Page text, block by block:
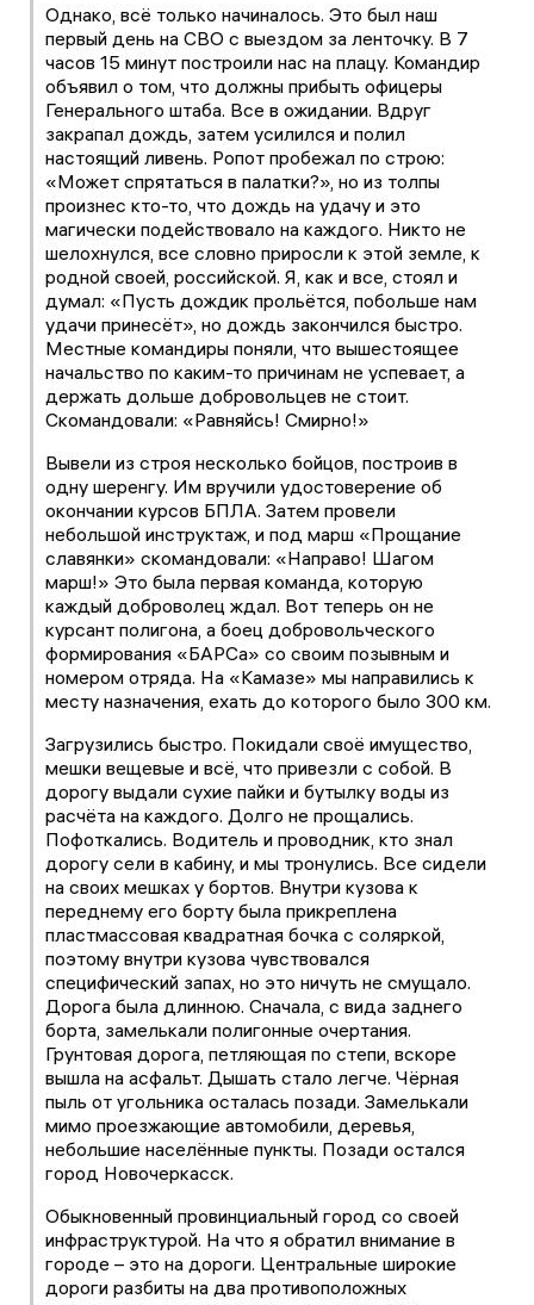
Однако, всё только начиналось. Это был наш
первый день на СВО с выездом за ленточку. В 7
часов 15 минут построили нас на плацу. Командир
объявил о том, что должны прибыть офицеры
Генерального штаба. Все в ожидании. Вдруг
закрапал дождь, затем усилился и полил
настоящий ливень. Ропот пробежал по строю:
«Может спрятаться в палатки?», но из толпы
произнес кто-то, что дождь на удачу и это
магически подействовало на каждого. Никто не
шелохнулся, все словно приросли к этой земле, к
родной своей, российской. Я, как и все, стоял и
думал: «Пусть дождик прольётся, побольше нам
удачи принесёт», но дождь закончился быстро.
Местные командиры поняли, что вышестоящее
начальство по каким-то причинам не успевает, а
держать дольше добровольцев не стоит.
Скомандовали: «Равняйсь! Смирно!»
Вывели из строя несколько бойцов, построив в
одну шеренгу. Им вручили удостоверение об
окончании курсов БПЛА. Затем провели
небольшой инструктаж, и под марш «Прощание
славянки» скомандовали: «Направо! Шагом
марш!» Это была первая команда, которую
каждый доброволец ждал. Вот теперь он не
курсант полигона, а боец добровольческого
формирования «БАРСа» со своим позывным и
номером отряда. На «Камазе» мы направились к
месту назначения, ехать до которого было 300 км.
Загрузились быстро. Покидали своё имущество,
мешки вещевые и всё, что привезли с собой. В
дорогу выдали сухие пайки и бутылку воды из
расчёта на каждого. Долго не прощались.
Пофоткались. Водитель и проводник, кто знал
дорогу сели в кабину, и мы тронулись. Все сидели
на своих мешках у бортов. Внутри кузова к
переднему его борту была прикреплена
пластмассовая квадратная бочка с соляркой,
поэтому внутри кузова чувствовался
специфический запах, но это ничуть не смущало.
Дорога была длинною. Сначала, с вида заднего
борта, замелькали полигонные очертания.
Грунтовая дорога, петляющая по степи, вскоре
вышла на асфальт. Дышать стало легче. Чёрная
пыль от угольника осталась позади. Замелькали
мимо проезжающие автомобили, деревья,
небольшие населённые пункты. Позади остался
город Новочеркасск.
Обыкновенный провинциальный город со своей
инфраструктурой. На что я обратил внимание в
городе – это на дороги. Центральные широкие
дороги разбиты на два противоположных